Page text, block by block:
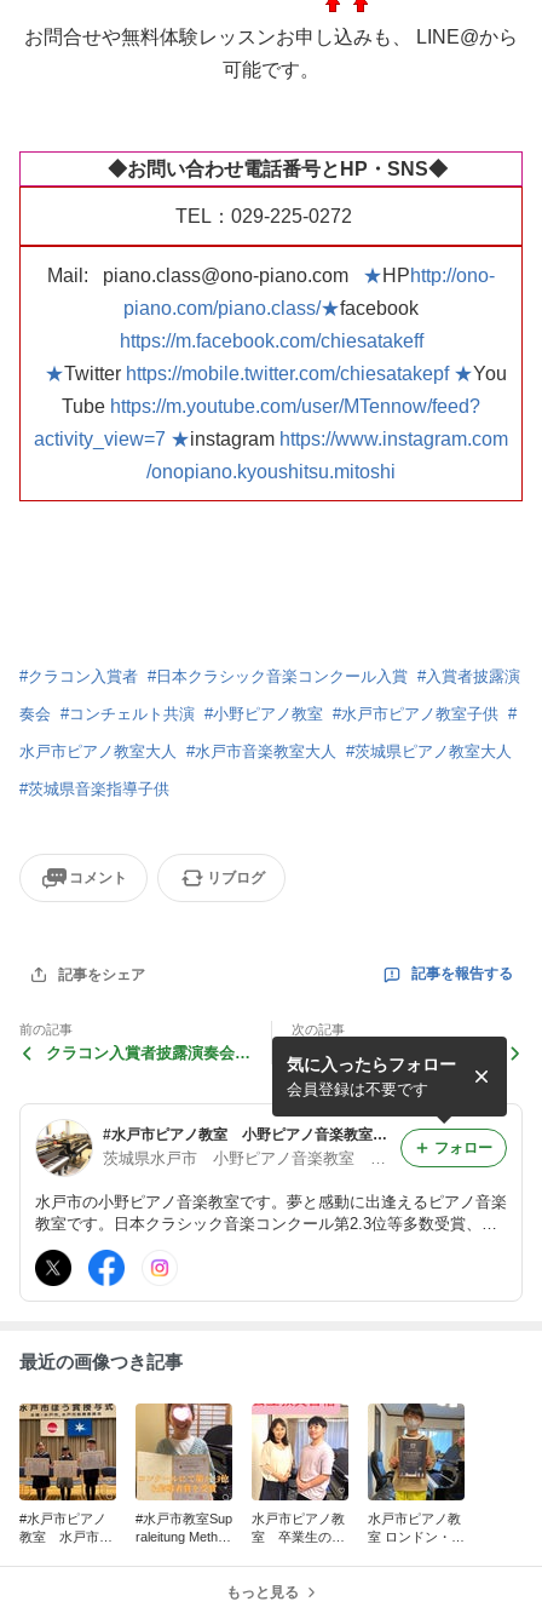
お問合せや無料体験レッスンお申し込みも、 LINE@から
可能です。
◆お問い合わせ電話番号とHP・SNS◆
TEL：029-225-0272
Mail: piano.class@ono-piano.com ★HPhttp://ono-
piano.com/piano.class/★facebook
https://m.facebook.com/chiesatakeff
★Twitter https://mobile.twitter.com/chiesatakepf ★You
Tube https://m.youtube.com/user/MTennow/feed?
activity_view=7 ★instagram https://www.instagram.com
/onopiano.kyoushitsu.mitoshi
#クラコン入賞者 #日本クラシック音楽コンクール入賞 #入賞者披露演
奏会 #コンチェルト共演 #小野ピアノ教室 #水戸市ピアノ教室子供 #
水戸市ピアノ教室大人 #水戸市音楽教室大人 #茨城県ピアノ教室大人
#茨城県音楽指導子供
コメント リブログ
記事をシェア 記事を報告する
前の記事
クラコン入賞者披露演奏会V
次の記事
クラコン入賞者披露演奏会 V
ol.1
#水戸市ピアノ教室 小野ピアノ音楽教室 パリ研鑽講師陣による楽しいレッスン 子供・大人・音高音大受験対応
茨城県水戸市 小野ピアノ音楽教室 絶対音感を育てる音楽ピアノレッスン
水戸市の小野ピアノ音楽教室です。夢と感動に出逢えるピアノ音楽
教室です。日本クラシック音楽コンクール第2.3位等多数受賞、東
協会より優秀指導者賞受賞 https://ono-piano.com/piano.class/
気に入ったらフォロー
会員登録は不要です
フォロー
最近の画像つき記事
#水戸市ピアノ
教室 水戸市芸
#水戸市教室Sup
raleitung Method
水戸市ピアノ教
室 卒業生の活
水戸市ピアノ教
室 ロンドン・ク
もっと見る